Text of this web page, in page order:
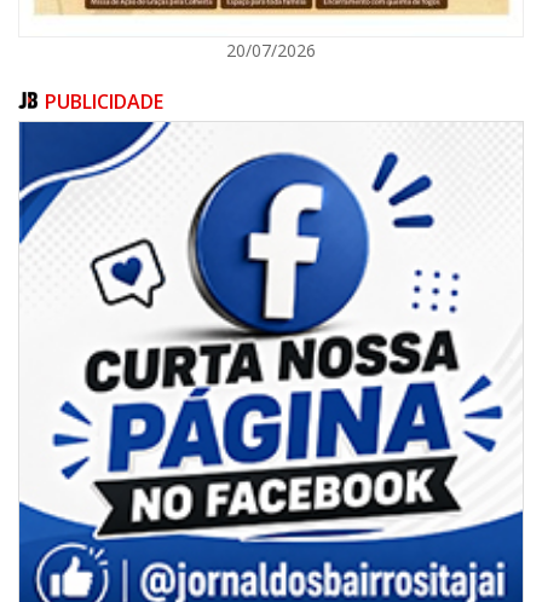
08/08/2026 | 07:00
Limpeza de valas e ribeirões avança no interior de Itajaí
ITAJAÍ
20/07/2026
PUBLICIDADE